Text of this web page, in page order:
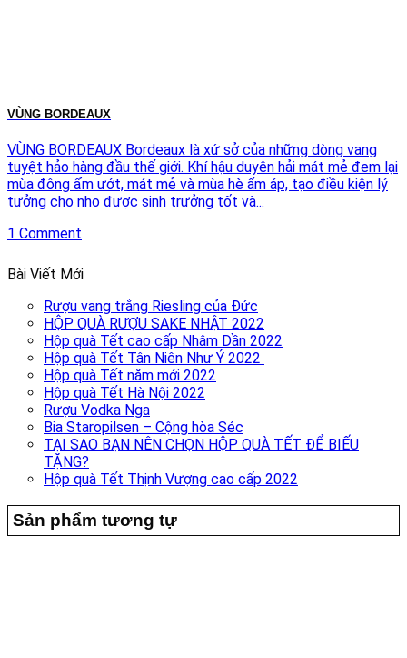
VÙNG BORDEAUX
VÙNG BORDEAUX Bordeaux là xứ sở của những dòng vang
tuyệt hảo hàng đầu thế giới. Khí hậu duyên hải mát mẻ đem lại
mùa đông ẩm ướt, mát mẻ và mùa hè ấm áp, tạo điều kiện lý
tưởng cho nho được sinh trưởng tốt và...
1 Comment
Bài Viết Mới
Rượu vang trắng Riesling của Đức
HỘP QUÀ RƯỢU SAKE NHẬT 2022
Hộp quà Tết cao cấp Nhâm Dần 2022
Hộp quà Tết Tân Niên Như Ý 2022
Hộp quà Tết năm mới 2022
Hộp quà Tết Hà Nội 2022
Rượu Vodka Nga
Bia Staropilsen – Cộng hòa Séc
TẠI SAO BẠN NÊN CHỌN HỘP QUÀ TẾT ĐỂ BIẾU
TẶNG?
Hộp quà Tết Thịnh Vượng cao cấp 2022
Sản phẩm tương tự